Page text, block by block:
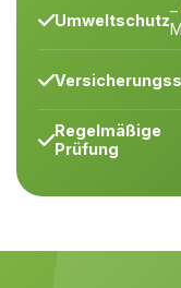
Umweltschutz
Regelmäßige
Prüfung